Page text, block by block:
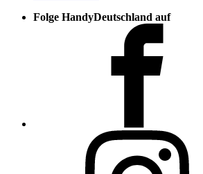
Folge HandyDeutschland auf